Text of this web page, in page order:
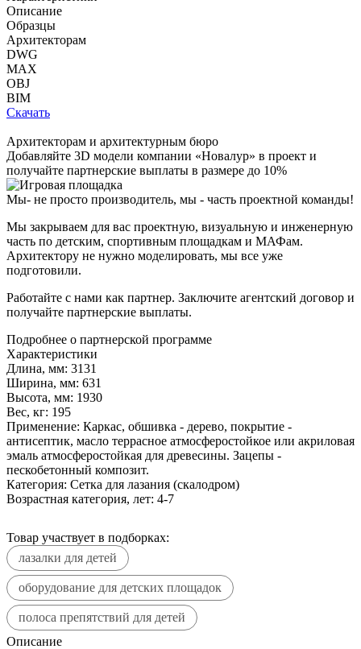
Описание
Образцы
Архитекторам
DWG
MAX
OBJ
BIM
Скачать
Архитекторам и архитектурным бюро
Добавляйте 3D модели компании «Новалур» в проект и
получайте партнерские выплаты в размере до 10%
Мы- не просто производитель, мы - часть проектной команды!
Мы закрываем для вас проектную, визуальную и инженерную
часть по детским, спортивным площадкам и МАФам.
Архитектору не нужно моделировать, мы все уже
подготовили.
Работайте с нами как партнер. Заключите агентский договор и
получайте партнерские выплаты.
Подробнее о партнерской программе
Характеристики
Длина, мм: 3131
Ширина, мм: 631
Высота, мм: 1930
Вес, кг: 195
Применение: Каркас, обшивка - дерево, покрытие -
антисептик, масло террасное атмосферостойкое или акриловая
эмаль атмосферостойкая для древесины. Зацепы -
пескобетонный композит.
Категория: Сетка для лазания (скалодром)
Возрастная категория, лет: 4-7
Товар участвует в подборках:
лазалки для детей
оборудование для детских площадок
полоса препятствий для детей
Описание